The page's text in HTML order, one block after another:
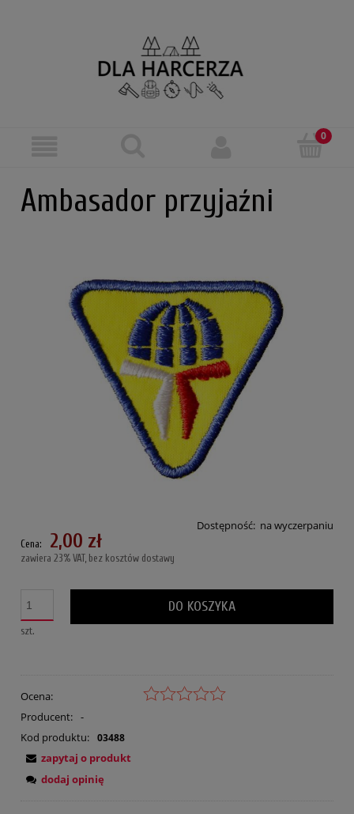
Ambasador przyjaźni
Dostępność: na wyczerpaniu
Cena: 2,00 zł
zawiera 23% VAT, bez kosztów dostawy
szt.
DO KOSZYKA
Ocena:
Producent: -
Kod produktu:
03488
zapytaj o produkt
dodaj opinię